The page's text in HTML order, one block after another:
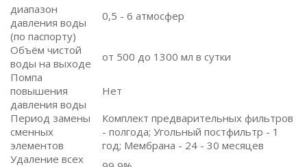
диапазон
давления воды
(по паспорту)
0,5 - 6 атмосфер
Объём чистой
воды на выходе
от 500 до 1300 мл в сутки
Помпа
повышения
давления воды
Нет
Период замены
сменных
элементов
Комплект предварительных фильтров
- полгода; Угольный постфильтр - 1
год; Мембрана - 24 - 30 месяцев
Удаление всех